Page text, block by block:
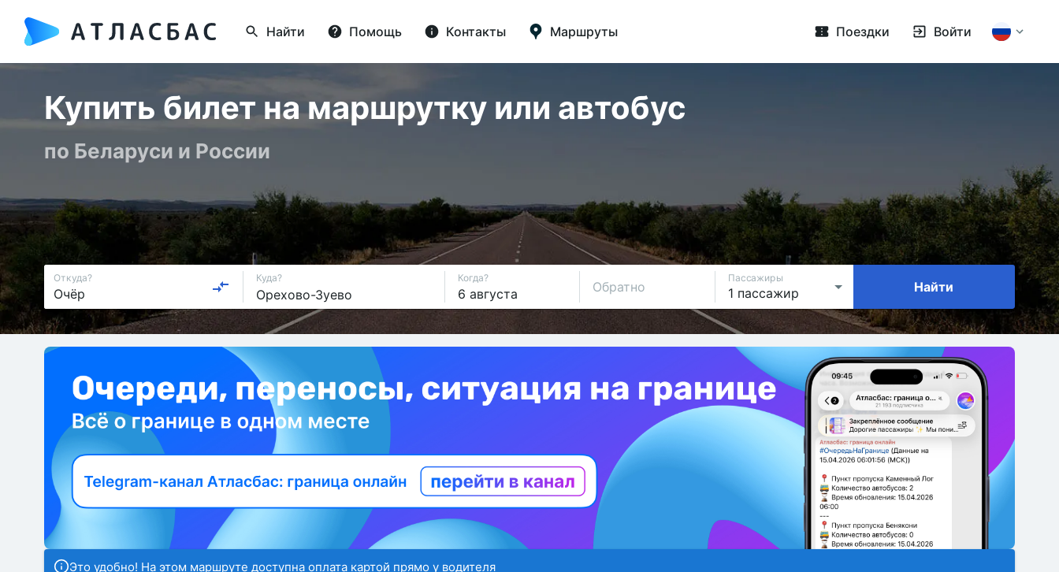
Найти Помощь Контакты Маршруты Поездки Войти
Купить билет на маршрутку или автобус
по Беларуси и России
Откуда? Куда? Когда?
Обратно
Пассажиры
Найти
Это удобно! На этом маршруте доступна оплата картой прямо у водителя